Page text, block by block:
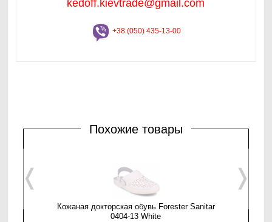
kedoff.kievtrade@gmail.com
+38 (050) 435-13-00
Похожие товары
Кожаная докторская обувь Forester Sanitar
0404-13 White
❬ ❭